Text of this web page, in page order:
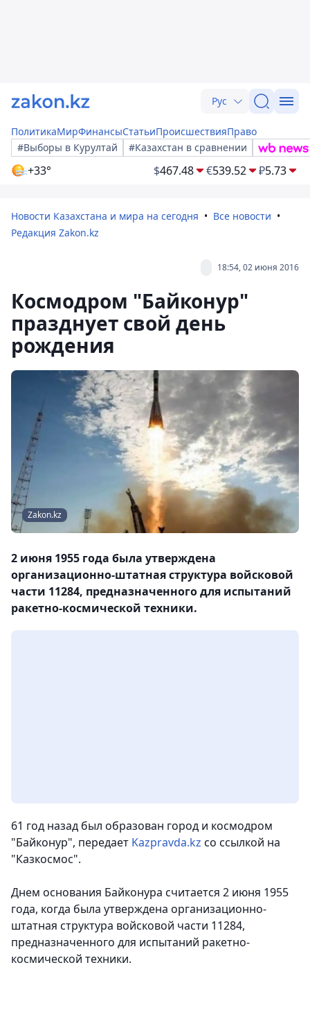
Рус
ПолитикаМирФинансыСтатьиПроисшествияПраво
#Выборы в Курултай
#Казахстан в сравнении
+33° $467.48 €539.52 ₽5.73
Новости Казахстана и мира на сегодня
Все новости
Редакция Zakon.kz
18:54, 02 июня 2016
Космодром "Байконур"
празднует свой день
рождения
Zakon.kz
2 июня 1955 года была утверждена
организационно-штатная структура войсковой
части 11284, предназначенного для испытаний
ракетно-космической техники.
61 год назад был образован город и космодром
"Байконур", передает Kazpravda.kz со ссылкой на
"Казкосмос".
Днем основания Байконура считается 2 июня 1955
года, когда была утверждена организационно-
штатная структура войсковой части 11284,
предназначенного для испытаний ракетно-
космической техники.